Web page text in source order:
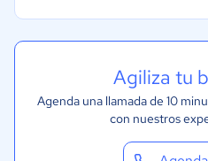
Agiliza tu
Agenda una llamada de 10
con nuestros